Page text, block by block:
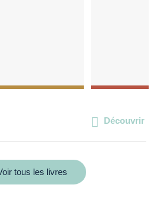
Découvrir
tous les livres